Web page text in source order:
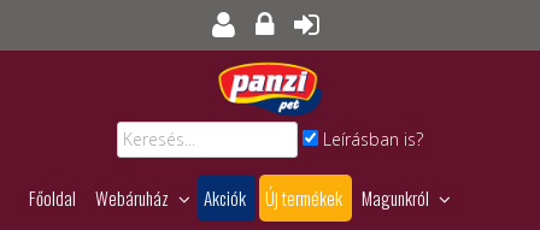
Leírásban is?
Főoldal Webáruház Akciók Új termékek
Magunkról